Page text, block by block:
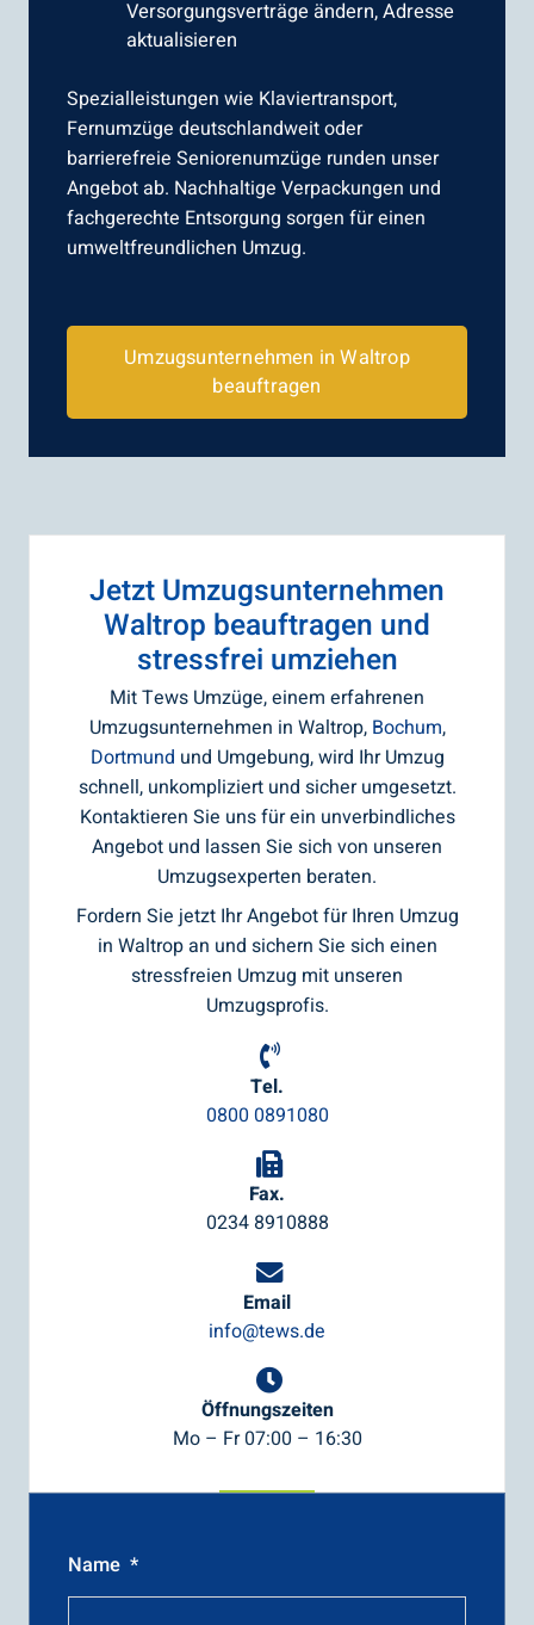
Versorgungsverträge ändern, Adresse
aktualisieren
Spezialleistungen wie Klaviertransport,
Fernumzüge deutschlandweit oder
barrierefreie Seniorenumzüge runden unser
Angebot ab. Nachhaltige Verpackungen und
fachgerechte Entsorgung sorgen für einen
umweltfreundlichen Umzug.
Umzugsunternehmen in Waltrop
beauftragen
Jetzt Umzugsunternehmen
Waltrop beauftragen und
stressfrei umziehen
Mit Tews Umzüge, einem erfahrenen
Umzugsunternehmen in Waltrop, Bochum,
Dortmund und Umgebung, wird Ihr Umzug
schnell, unkompliziert und sicher umgesetzt.
Kontaktieren Sie uns für ein unverbindliches
Angebot und lassen Sie sich von unseren
Umzugsexperten beraten.
Fordern Sie jetzt Ihr Angebot für Ihren Umzug
in Waltrop an und sichern Sie sich einen
stressfreien Umzug mit unseren
Umzugsprofis.
Tel.
0800 0891080
Fax.
0234 8910888
Email
info@tews.de
Öffnungszeiten
Mo – Fr 07:00 – 16:30
Name *